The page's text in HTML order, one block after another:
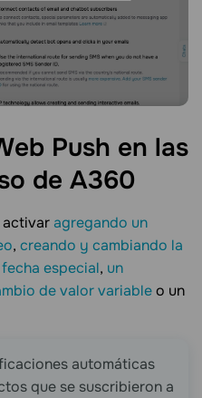
Push en las
de A360
activaragregando un
, creando y cambiando la
especial, un
de valor variableo un
automáticas
que se suscribieron a